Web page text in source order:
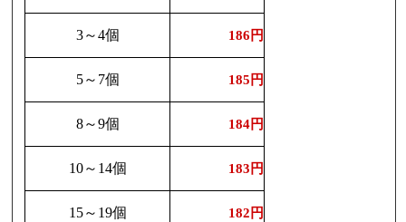
3～4個 186円
5～7個 185円
8～9個 184円
10～14個 183円
15～19個 182円